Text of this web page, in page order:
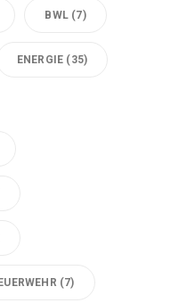
BWL (7)
ENERGIE (35)
(7)